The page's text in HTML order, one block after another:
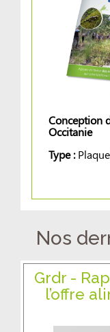
Conception
Occitanie
Type :
Nos
Grdr -
l’offre